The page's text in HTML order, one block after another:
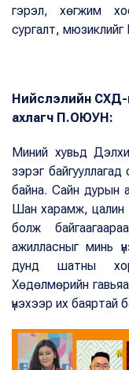
гэрэл, хөгжим
сургалт,
Нийслэлийн СХД-
ахлагч П.ОЮУН:
Миний хувьд
зэрэг
байна. Сайн дурын
Шан харамж, цалин
болж
ажилласныг минь
дунд шатны
Хөдөлмөрийн
үнэхээр их баяртай